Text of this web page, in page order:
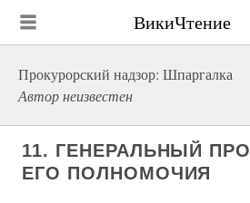
ВикиЧтение
Прокурорский надзор: Шпаргалка
Автор неизвестен
11. ГЕНЕРАЛЬНЫЙ
ЕГО ПОЛНОМОЧИЯ